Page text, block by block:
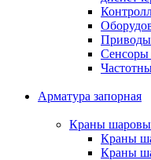
Приводы
Сенсоры
Арматура запорная
Краны
Краны
Краны